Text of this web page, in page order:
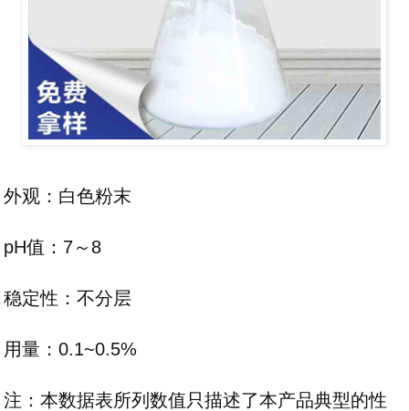
外观：白色粉末
pH值：7～8
稳定性：不分层
用量：0.1~0.5%
注：本数据表所列数值只描述了本产品典型的性